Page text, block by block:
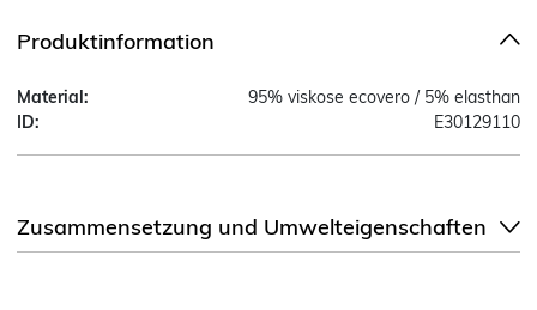
Produktinformation
Material:
95% viskose ecovero / 5% elasthan
ID:
E30129110
Zusammensetzung und Umwelteigenschaften